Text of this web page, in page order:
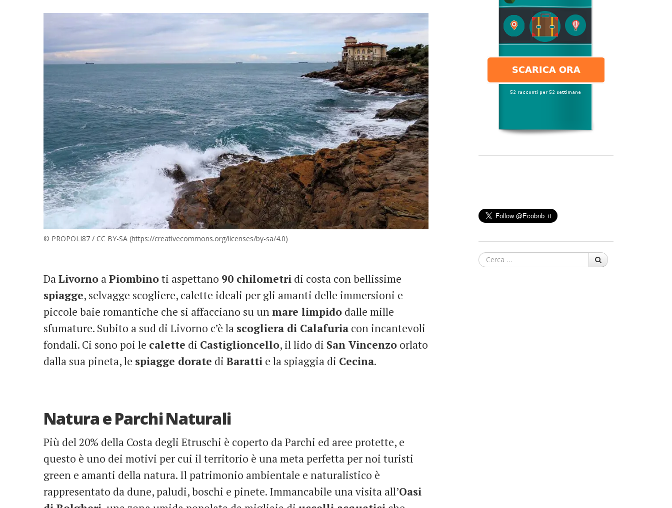
© PROPOLI87 / CC BY-SA (https://creativecommons.org/licenses/by-sa/4.0)
DaLivorno aPiombinoti aspettano 90 chilometri di costa con bellissime
spiagge, selvagge scogliere, calette ideali per gli amanti delle immersioni e
piccole baie romantiche che si affacciano su unmare limpido dalle mille
sfumature. Subito a sud di Livorno c’è la scogliera di Calafuria con incantevoli
fondali. Ci sono poi le calette di Castiglioncello, il lido di San Vincenzo orlato
dalla sua pineta, le spiagge dorate di Baratti e la spiaggia di Cecina.
Natura e Parchi Naturali
Più del 20% della Costa degli Etruschi è coperto da Parchi ed aree protette, e
questo è uno dei motivi per cui il territorio è una meta perfetta per noi turisti
green e amanti della natura. Il patrimonio ambientale e naturalistico è
rappresentato da dune, paludi, boschi e pinete. Immancabile una visita all’Oasi
Cerca